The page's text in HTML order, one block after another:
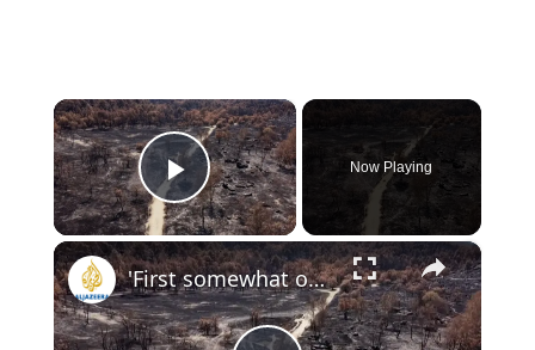
×
Play Video
Now Playing
×
'First somewhat optimistic day' in France since wildfire outbreak says prefect